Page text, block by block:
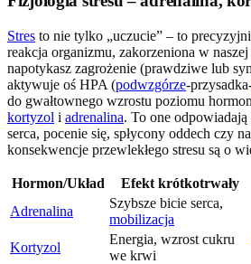
Stres to nie tylko „uczucie” – to
reakcja organizmu, zakorzeniona w
napotykasz zagrożenie (prawdziwe lub
aktywuje oś HPA (podwzgórze-
do gwałtownego wzrostu poziomu
kortyzol i adrenalina. To one
serca, pocenie się, spłycony oddech czy
konsekwencje przewlekłego stresu są o
Hormon/Układ Efekt krótkotrwały
Adrenalina
Szybsze bicie serca,
mobilizacja
Kortyzol
Energia, wzrost cukru
we krwi